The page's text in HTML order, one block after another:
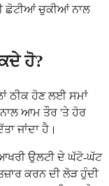
ਛੋਟੀਆਂ ਚੁਕੀਆਂ ਨਾਲ
ਹੋ?
ਠੀਕ ਹੋਣ ਲਈ ਸਮਾਂ
ਨਾਲ ਆਮ ਤੌਰ 'ਤੇ ਹੋਰ
ਜਾਂਦਾ ਹੈ।
ਉਲਟੀ ਦੇ ਘੱਟੋ-ਘੱਟ
ਕਰਨ ਦੀ ਲੋੜ ਹੁੰਦੀ